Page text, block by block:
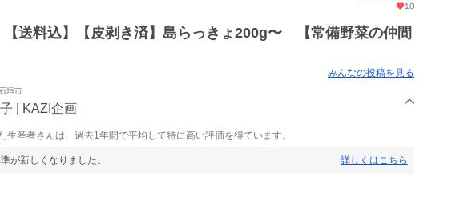
10
【送料込】【皮剥き済】島らっきょ200g〜 【常備野菜の仲間
みんなの投稿を見る
垣市
| KAZI企画
生産者さんは、過去1年間で平均して特に高い評価を得ています。
が新しくなりました。 詳しくはこちら